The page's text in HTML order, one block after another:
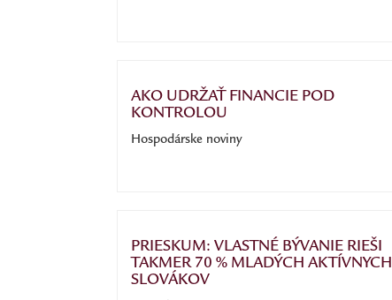
AKO UDRŽAŤ FINANCIE POD
KONTROLOU
Hospodárske noviny
PRIESKUM: VLASTNÉ BÝVANIE RIEŠI
TAKMER 70 % MLADÝCH AKTÍVNYCH
SLOVÁKOV